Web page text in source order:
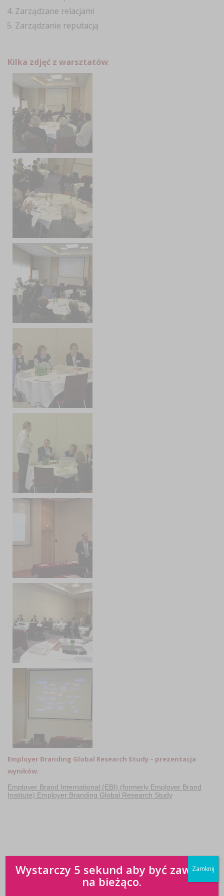
Zarządzane relacjami
Zarządzanie reputacją
Kilka zdjęć z warsztatów:
Employer Branding Global Research Study – prezentacja
wyników:
Employer Brand International (EBI) (formerly Employer Brand
Institute) Employer Branding Global Research Study
Wystarczy 5 sekund aby być zawsze
na bieżąco.
Zamknij